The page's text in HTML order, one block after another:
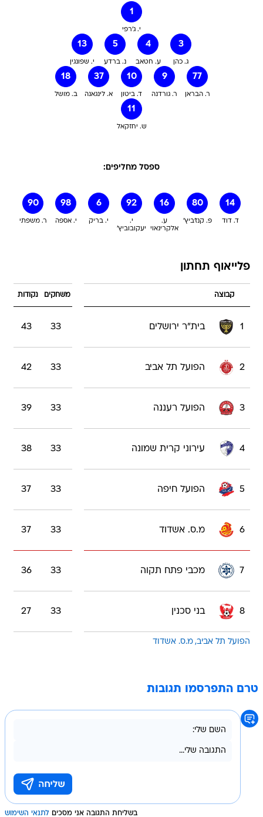
1
י. ג'רפי
13
י. שפונגין
5
נ. ברדע
4
ע. חטאב
3
ג. כהן
18
ב. מושל
37
א. לינגאנה
10
ד. ביטון
9
ר. גורדנה
77
ר. הבראן
11
ש. יחזקאל
ספסל מחליפים:
90
ר. משפתי
98
י. אספה
6
י. בריק
92
י.
יעקובוביץ'
16
ע.
אלקרינאוי
80
פ. קנז'ביץ'
14
ד. דוד
פלייאוף תחתון
קבוצה משחקים נקודות
1 בית"ר ירושלים 33
43
2 הפועל תל אביב 33
42
3 הפועל רעננה 33
39
4 עירוני קרית שמונה 33
38
5 הפועל חיפה 33
37
6 מ.ס. אשדוד 33
37
7 מכבי פתח תקוה 33
36
8 בני סכנין 33
27
הפועל תל אביב מ.ס. אשדוד
טרם התפרסמו תגובות
בשליחת התגובה אני מסכים לתנאי השימוש